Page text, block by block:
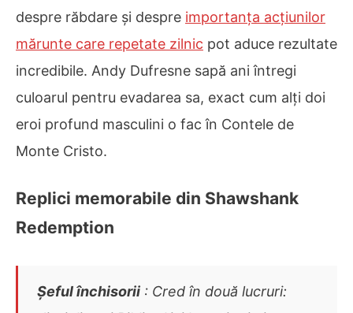
despre răbdare și despre importanța acțiunilor
mărunte care repetate zilnic pot aduce rezultate
incredibile. Andy Dufresne sapă ani întregi
culoarul pentru evadarea sa, exact cum alți doi
eroi profund masculini o fac în Contele de
Monte Cristo.
Replici memorabile din Shawshank
Redemption
Șeful închisorii : Cred în două lucruri: